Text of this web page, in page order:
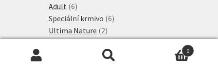
produktů
Adult 66
produktů
Speciální krmivo 66
Ultima Nature 22
produkty
19
Venandi Animal 0